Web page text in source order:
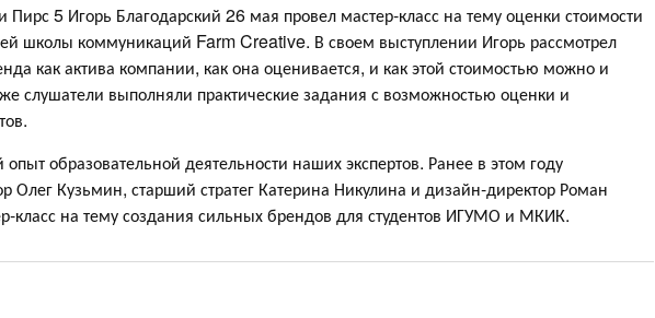
Пирс 5 Игорь Благодарский 26 мая провел мастер-класс на тему оценки стоимости
школы коммуникаций Farm Creative. В своем выступлении Игорь рассмотрел
как актива компании, как она оценивается, и как этой стоимостью можно и
слушатели выполняли практические задания с возможностью оценки и
образовательной деятельности наших экспертов. Ранее в этом году
Олег Кузьмин, старший стратег Катерина Никулина и дизайн-директор Роман
класс на тему создания сильных брендов для студентов ИГУМО и МКИК.